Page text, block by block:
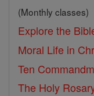
(Monthly classes)
Explore the
Moral Life in
Ten
The Holy